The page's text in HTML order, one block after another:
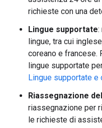
richieste con una
Lingue supportate:
lingue, tra cui
coreano e francese.
lingue supportate
Lingue supportate e
Riassegnazione
riassegnazione per
le richieste di